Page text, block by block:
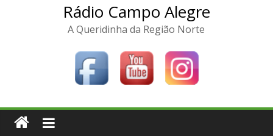
Rádio Campo Alegre
A Queridinha da Região Norte